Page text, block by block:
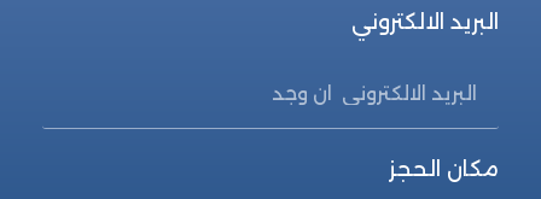
البريد الالكتروني
مكان الحجز